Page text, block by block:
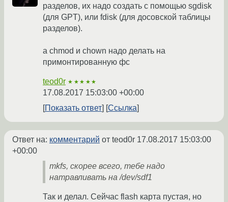
разделов, их надо создать с помощью sgdisk
(для GPT), или fdisk (для досовской таблицы
разделов).
а chmod и chown надо делать на
примонтированную фс
teod0r ★★★★★
17.08.2017 15:03:00 +00:00
Показать ответ
Ссылка
Ответ на: комментарий от teod0r 17.08.2017 15:03:00
+00:00
mkfs, скорее всего, тебе надо
натравливать на /dev/sdf1
Так и делал. Сейчас flash карта пустая, но